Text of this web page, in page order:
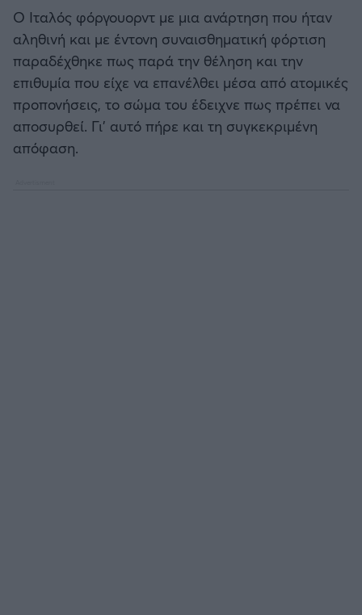
Καλαμάτα
Ηρακλής
Μπαρτσελόνα
Ρεάλ Μαδρίτης
Μπάσκετ: Κίνα
Προολυμπιακό Τουρνουά
Προκριματικά EUROBASKET
EUROBASKET 2025
Ο Ιταλός φόργουορντ με μια ανάρτηση που ήταν
αληθινή και με έντονη συναισθηματική φόρτιση
παραδέχθηκε πως παρά την θέληση και την
επιθυμία που είχε να επανέλθει μέσα από ατομικές
προπονήσεις, το σώμα του έδειχνε πως πρέπει να
αποσυρθεί. Γι’ αυτό πήρε και τη συγκεκριμένη
απόφαση.